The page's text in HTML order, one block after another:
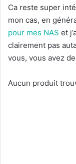
Ca reste super
mon cas, en
pour mes NAS et
clairement pas
vous, vous avez
Aucun produit